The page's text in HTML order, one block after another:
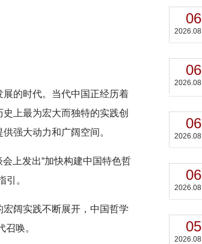
的时代。当代中国正经历着
上最为宏大而独特的实践创
强大动力和广阔空间。
上发出“加快构建中国特色哲
引。
阔实践不断展开，中国哲学
召唤。
06
2026.08
06
2026.08
06
2026.08
06
2026.08
05
2026.08